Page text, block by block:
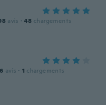
avis · 48 chargements
avis · 1 chargements